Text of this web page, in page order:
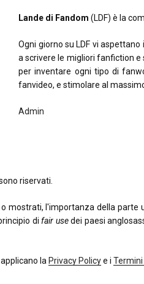
Lande di Fandom (LDF) è la
Ogni giorno su LDF vi
a scrivere le migliori fanfiction e
per inventare ogni tipo di
fanvideo, e stimolare al
Admin
riservati.
mostrati, l'importanza della
difair usedei paesi
la Privacy Policye i Termini